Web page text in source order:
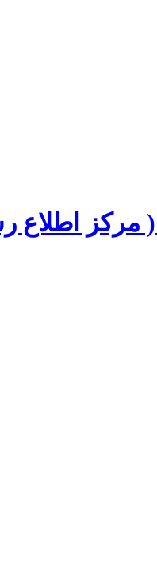
مرکز